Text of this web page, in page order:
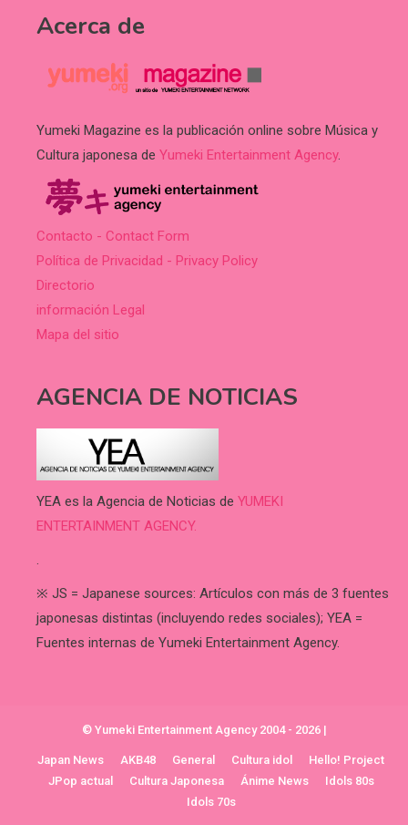
Acerca de
Yumeki Magazine es la publicación online sobre Música y
Cultura japonesa de Yumeki Entertainment Agency.
Contacto - Contact Form
Política de Privacidad - Privacy Policy
Directorio
información Legal
Mapa del sitio
AGENCIA DE NOTICIAS
YEA es la Agencia de Noticias de YUMEKI
ENTERTAINMENT AGENCY.
.
※ JS = Japanese sources: Artículos con más de 3 fuentes
japonesas distintas (incluyendo redes sociales); YEA =
Fuentes internas de Yumeki Entertainment Agency.
© Yumeki Entertainment Agency 2004 - 2026 |
Japan News AKB48 General Cultura idol
Hello! Project
JPop actual
Cultura Japonesa Ánime News
Idols 80s
Idols 70s